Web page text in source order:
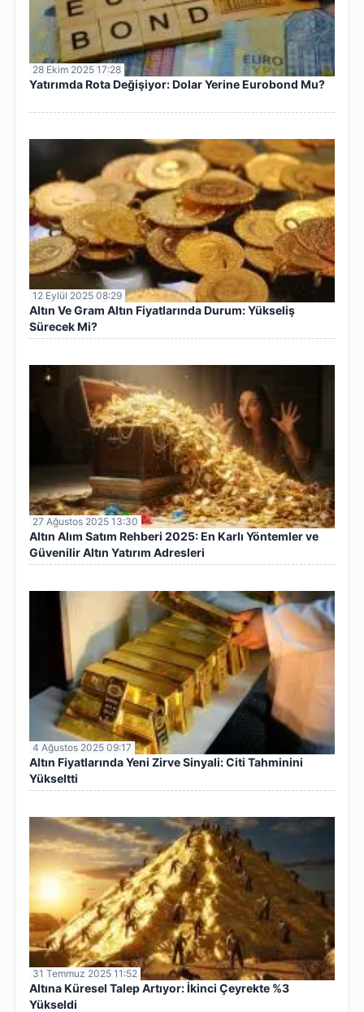
28 Ekim 2025 17:28
Yatırımda Rota Değişiyor: Dolar Yerine Eurobond Mu?
12 Eylül 2025 08:29
Altın Ve Gram Altın Fiyatlarında Durum: Yükseliş
Sürecek Mi?
27 Ağustos 2025 13:30
Altın Alım Satım Rehberi 2025: En Karlı Yöntemler ve
Güvenilir Altın Yatırım Adresleri
4 Ağustos 2025 09:17
Altın Fiyatlarında Yeni Zirve Sinyali: Citi Tahminini
Yükseltti
31 Temmuz 2025 11:52
Altına Küresel Talep Artıyor: İkinci Çeyrekte %3
Yükseldi